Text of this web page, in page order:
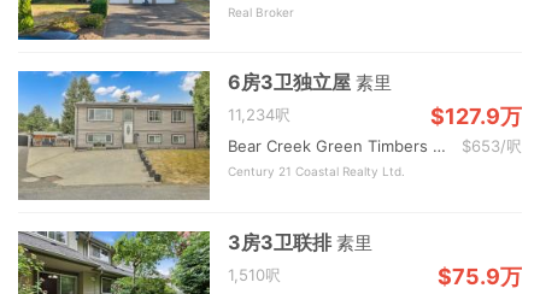
Real Broker
6房3卫独立屋素里
11,234呎 $127.9万
Bear Creek Green Timbers 社区 $653/呎
Century 21 Coastal Realty Ltd.
3房3卫联排素里
1,510呎 $75.9万